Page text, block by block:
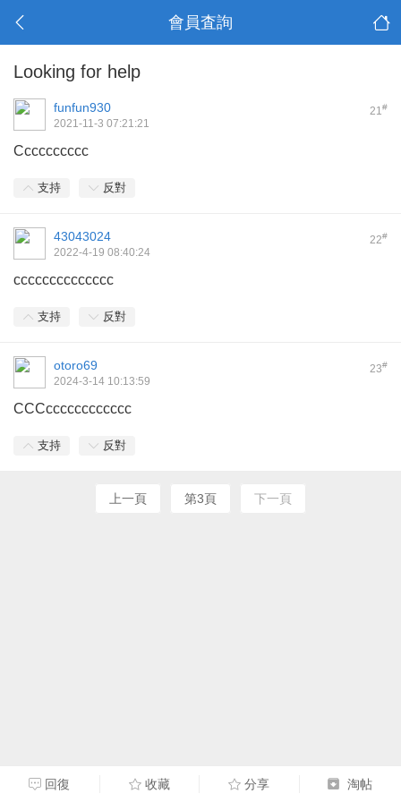
會員査詢
Looking for help
21#
funfun930
2021-11-3 07:21:21
Cccccccccc
支持 反對
22#
43043024
2022-4-19 08:40:24
cccccccccccccc
支持 反對
23#
otoro69
2024-3-14 10:13:59
CCCcccccccccccc
支持 反對
上一頁 第3頁 下一頁
回復 收藏 分享 淘帖